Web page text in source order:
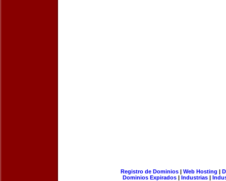
Registro de Dominios| Web Hosting |
Dominios Expirados | Industrias |